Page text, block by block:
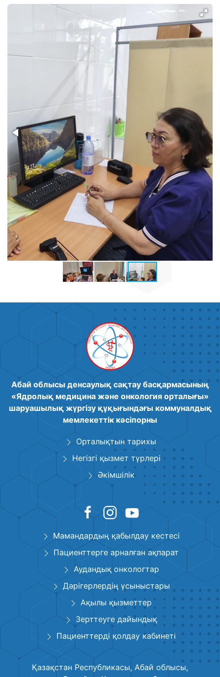
Абай облысы денсаулық сақтау басқармасының
«Ядролық медицина және онкология орталығы»
шаруашылық жүргізу құқығындағы коммуналдық
мемлекеттік кәсіпорны
Орталықтын тарихы
Негізгі қызмет түрлері
Әкімшілік
Мамандардың қабылдау кестесі
Пациенттерге арналған ақпарат
Аудандық онкологтар
Дәрігерлердің үсыныстары
Ақылы қызметтер
Зерттеуге дайындық
Пациенттерді қолдау кабинеті
Қазақстан Республикасы, Абай облысы,